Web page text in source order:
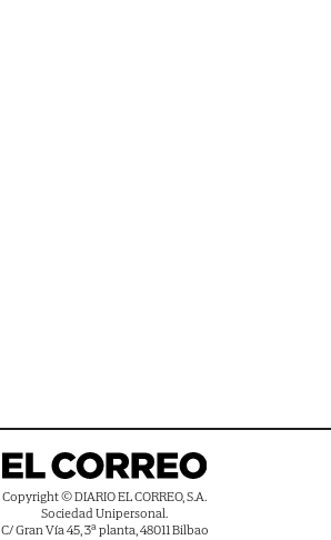
Copyright © DIARIO EL CORREO, S.A.
Sociedad Unipersonal.
C/ Gran Vía 45, 3ª planta, 48011 Bilbao